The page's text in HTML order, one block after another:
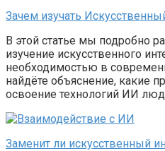
Зачем изучать
В этой статье мы подробно
изучение искусственного
необходимостью в
найдёте объяснение, какие
освоение технологий ИИ
Заменит ли искусственный